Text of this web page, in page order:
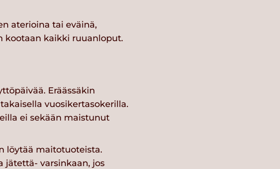
aterioina tai eväinä,
kootaan kaikki ruuanloput.
Eräässäkin
vuosikertasokerilla.
ei sekään maistunut
löytää maitotuoteista.
jätettä- varsinkaan, jos